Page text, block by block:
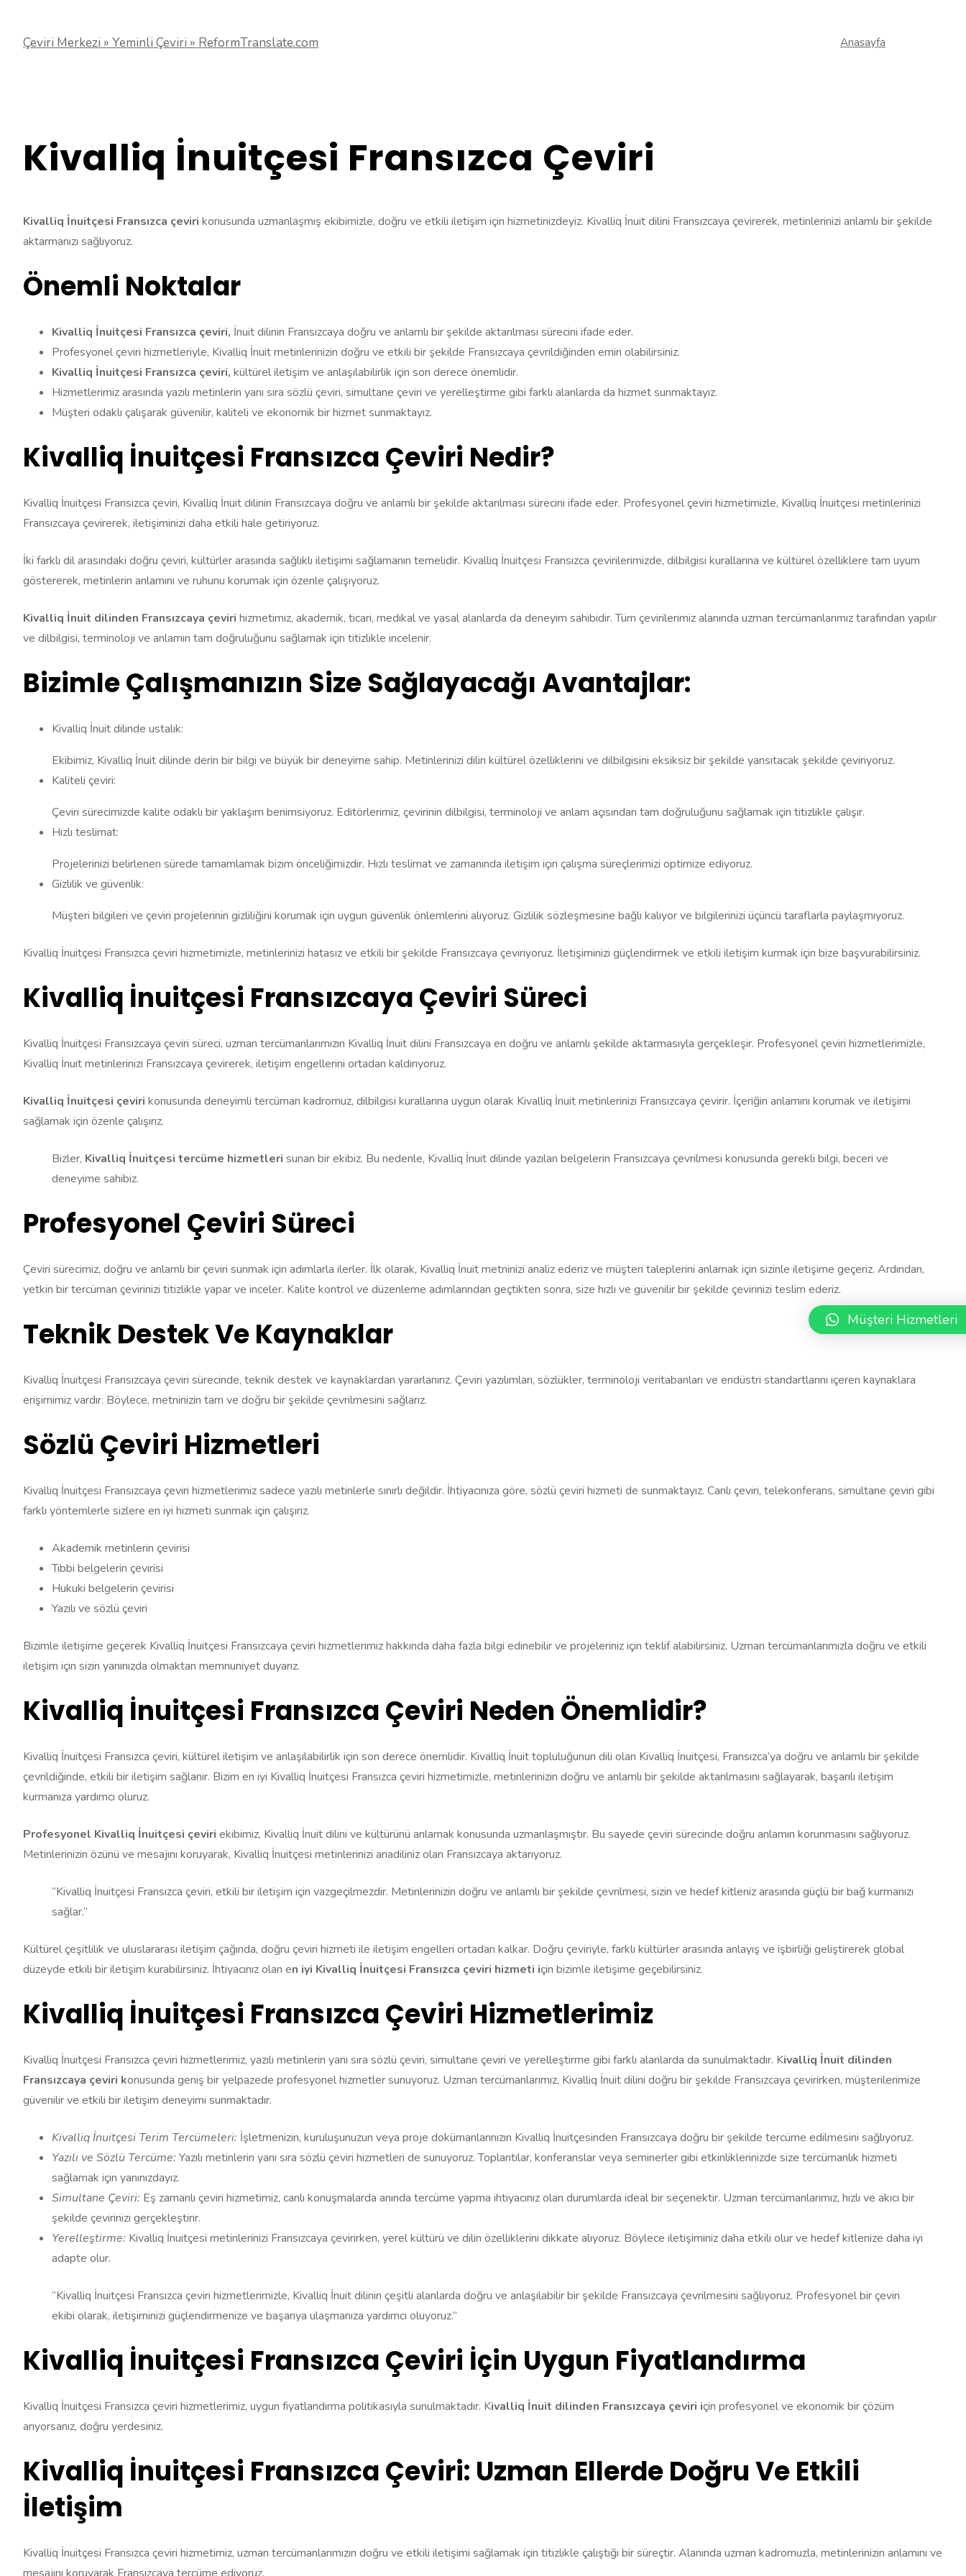
Çeviri Merkezi » Yeminli Çeviri » ReformTranslate.com Anasayfa
Kivalliq İnuitçesi Fransızca Çeviri
Kivalliq İnuitçesi Fransızca çeviri konusunda uzmanlaşmış ekibimizle, doğru ve etkili iletişim için hizmetinizdeyiz. Kivalliq İnuit dilini Fransızcaya çevirerek, metinlerinizi anlamlı bir şekilde
aktarmanızı sağlıyoruz.
Önemli Noktalar
Kivalliq İnuitçesi Fransızca çeviri, İnuit dilinin Fransızcaya doğru ve anlamlı bir şekilde aktarılması sürecini ifade eder.
Profesyonel çeviri hizmetleriyle, Kivalliq İnuit metinlerinizin doğru ve etkili bir şekilde Fransızcaya çevrildiğinden emin olabilirsiniz.
Kivalliq İnuitçesi Fransızca çeviri, kültürel iletişim ve anlaşılabilirlik için son derece önemlidir.
Hizmetlerimiz arasında yazılı metinlerin yanı sıra sözlü çeviri, simultane çeviri ve yerelleştirme gibi farklı alanlarda da hizmet sunmaktayız.
Müşteri odaklı çalışarak güvenilir, kaliteli ve ekonomik bir hizmet sunmaktayız.
Kivalliq İnuitçesi Fransızca Çeviri Nedir?
Kivalliq İnuitçesi Fransızca çeviri, Kivalliq İnuit dilinin Fransızcaya doğru ve anlamlı bir şekilde aktarılması sürecini ifade eder. Profesyonel çeviri hizmetimizle, Kivalliq İnuitçesi metinlerinizi
Fransızcaya çevirerek, iletişiminizi daha etkili hale getiriyoruz.
İki farklı dil arasındaki doğru çeviri, kültürler arasında sağlıklı iletişimi sağlamanın temelidir. Kivalliq İnuitçesi Fransızca çevirilerimizde, dilbilgisi kurallarına ve kültürel özelliklere tam uyum
göstererek, metinlerin anlamını ve ruhunu korumak için özenle çalışıyoruz.
Kivalliq İnuit dilinden Fransızcaya çeviri hizmetimiz, akademik, ticari, medikal ve yasal alanlarda da deneyim sahibidir. Tüm çevirilerimiz alanında uzman tercümanlarımız tarafından yapılır
ve dilbilgisi, terminoloji ve anlamın tam doğruluğunu sağlamak için titizlikle incelenir.
Bizimle Çalışmanızın Size Sağlayacağı Avantajlar:
Kivalliq İnuit dilinde ustalık:
Ekibimiz, Kivalliq İnuit dilinde derin bir bilgi ve büyük bir deneyime sahip. Metinlerinizi dilin kültürel özelliklerini ve dilbilgisini eksiksiz bir şekilde yansıtacak şekilde çeviriyoruz.
Kaliteli çeviri:
Çeviri sürecimizde kalite odaklı bir yaklaşım benimsiyoruz. Editörlerimiz, çevirinin dilbilgisi, terminoloji ve anlam açısından tam doğruluğunu sağlamak için titizlikle çalışır.
Hızlı teslimat:
Projelerinizi belirlenen sürede tamamlamak bizim önceliğimizdir. Hızlı teslimat ve zamanında iletişim için çalışma süreçlerimizi optimize ediyoruz.
Gizlilik ve güvenlik:
Müşteri bilgileri ve çeviri projelerinin gizliliğini korumak için uygun güvenlik önlemlerini alıyoruz. Gizlilik sözleşmesine bağlı kalıyor ve bilgilerinizi üçüncü taraflarla paylaşmıyoruz.
Kivalliq İnuitçesi Fransızca çeviri hizmetimizle, metinlerinizi hatasız ve etkili bir şekilde Fransızcaya çeviriyoruz. İletişiminizi güçlendirmek ve etkili iletişim kurmak için bize başvurabilirsiniz.
Kivalliq İnuitçesi Fransızcaya Çeviri Süreci
Kivalliq İnuitçesi Fransızcaya çeviri süreci, uzman tercümanlarımızın Kivalliq İnuit dilini Fransızcaya en doğru ve anlamlı şekilde aktarmasıyla gerçekleşir. Profesyonel çeviri hizmetlerimizle,
Kivalliq İnuit metinlerinizi Fransızcaya çevirerek, iletişim engellerini ortadan kaldırıyoruz.
Kivalliq İnuitçesi çeviri konusunda deneyimli tercüman kadromuz, dilbilgisi kurallarına uygun olarak Kivalliq İnuit metinlerinizi Fransızcaya çevirir. İçeriğin anlamını korumak ve iletişimi
sağlamak için özenle çalışırız.
Bizler, Kivalliq İnuitçesi tercüme hizmetleri sunan bir ekibiz. Bu nedenle, Kivalliq İnuit dilinde yazılan belgelerin Fransızcaya çevrilmesi konusunda gerekli bilgi, beceri ve
deneyime sahibiz.
Profesyonel Çeviri Süreci
Çeviri sürecimiz, doğru ve anlamlı bir çeviri sunmak için adımlarla ilerler. İlk olarak, Kivalliq İnuit metninizi analiz ederiz ve müşteri taleplerini anlamak için sizinle iletişime geçeriz. Ardından,
yetkin bir tercüman çevirinizi titizlikle yapar ve inceler. Kalite kontrol ve düzenleme adımlarından geçtikten sonra, size hızlı ve güvenilir bir şekilde çevirinizi teslim ederiz.
Teknik Destek Ve Kaynaklar
Kivalliq İnuitçesi Fransızcaya çeviri sürecinde, teknik destek ve kaynaklardan yararlanırız. Çeviri yazılımları, sözlükler, terminoloji veritabanları ve endüstri standartlarını içeren kaynaklara
erişimimiz vardır. Böylece, metninizin tam ve doğru bir şekilde çevrilmesini sağlarız.
Sözlü Çeviri Hizmetleri
Kivalliq İnuitçesi Fransızcaya çeviri hizmetlerimiz sadece yazılı metinlerle sınırlı değildir. İhtiyacınıza göre, sözlü çeviri hizmeti de sunmaktayız. Canlı çeviri, telekonferans, simultane çeviri gibi
farklı yöntemlerle sizlere en iyi hizmeti sunmak için çalışırız.
Akademik metinlerin çevirisi
Tıbbi belgelerin çevirisi
Hukuki belgelerin çevirisi
Yazılı ve sözlü çeviri
Bizimle iletişime geçerek Kivalliq İnuitçesi Fransızcaya çeviri hizmetlerimiz hakkında daha fazla bilgi edinebilir ve projeleriniz için teklif alabilirsiniz. Uzman tercümanlarımızla doğru ve etkili
iletişim için sizin yanınızda olmaktan memnuniyet duyarız.
Kivalliq İnuitçesi Fransızca Çeviri Neden Önemlidir?
Kivalliq İnuitçesi Fransızca çeviri, kültürel iletişim ve anlaşılabilirlik için son derece önemlidir. Kivalliq İnuit topluluğunun dili olan Kivalliq İnuitçesi, Fransızca’ya doğru ve anlamlı bir şekilde
çevrildiğinde, etkili bir iletişim sağlanır. Bizim en iyi Kivalliq İnuitçesi Fransızca çeviri hizmetimizle, metinlerinizin doğru ve anlamlı bir şekilde aktarılmasını sağlayarak, başarılı iletişim
kurmanıza yardımcı oluruz.
Profesyonel Kivalliq İnuitçesi çeviri ekibimiz, Kivalliq İnuit dilini ve kültürünü anlamak konusunda uzmanlaşmıştır. Bu sayede çeviri sürecinde doğru anlamın korunmasını sağlıyoruz.
Metinlerinizin özünü ve mesajını koruyarak, Kivalliq İnuitçesi metinlerinizi anadiliniz olan Fransızcaya aktarıyoruz.
“Kivalliq İnuitçesi Fransızca çeviri, etkili bir iletişim için vazgeçilmezdir. Metinlerinizin doğru ve anlamlı bir şekilde çevrilmesi, sizin ve hedef kitleniz arasında güçlü bir bağ kurmanızı
sağlar.”
Kültürel çeşitlilik ve uluslararası iletişim çağında, doğru çeviri hizmeti ile iletişim engelleri ortadan kalkar. Doğru çeviriyle, farklı kültürler arasında anlayış ve işbirliği geliştirerek global
düzeyde etkili bir iletişim kurabilirsiniz. İhtiyacınız olan en iyi Kivalliq İnuitçesi Fransızca çeviri hizmeti için bizimle iletişime geçebilirsiniz.
Kivalliq İnuitçesi Fransızca Çeviri Hizmetlerimiz
Kivalliq İnuitçesi Fransızca çeviri hizmetlerimiz, yazılı metinlerin yanı sıra sözlü çeviri, simultane çeviri ve yerelleştirme gibi farklı alanlarda da sunulmaktadır. Kivalliq İnuit dilinden
Fransızcaya çeviri konusunda geniş bir yelpazede profesyonel hizmetler sunuyoruz. Uzman tercümanlarımız, Kivalliq İnuit dilini doğru bir şekilde Fransızcaya çevirirken, müşterilerimize
güvenilir ve etkili bir iletişim deneyimi sunmaktadır.
Kivalliq İnuitçesi Terim Tercümeleri: İşletmenizin, kuruluşunuzun veya proje dokümanlarınızın Kivalliq İnuitçesinden Fransızcaya doğru bir şekilde tercüme edilmesini sağlıyoruz.
Yazılı ve Sözlü Tercüme: Yazılı metinlerin yanı sıra sözlü çeviri hizmetleri de sunuyoruz. Toplantılar, konferanslar veya seminerler gibi etkinliklerinizde size tercümanlık hizmeti
sağlamak için yanınızdayız.
Simultane Çeviri: Eş zamanlı çeviri hizmetimiz, canlı konuşmalarda anında tercüme yapma ihtiyacınız olan durumlarda ideal bir seçenektir. Uzman tercümanlarımız, hızlı ve akıcı bir
şekilde çevirinizi gerçekleştirir.
Yerelleştirme: Kivalliq İnuitçesi metinlerinizi Fransızcaya çevirirken, yerel kültürü ve dilin özelliklerini dikkate alıyoruz. Böylece iletişiminiz daha etkili olur ve hedef kitlenize daha iyi
adapte olur.
“Kivalliq İnuitçesi Fransızca çeviri hizmetlerimizle, Kivalliq İnuit dilinin çeşitli alanlarda doğru ve anlaşılabilir bir şekilde Fransızcaya çevrilmesini sağlıyoruz. Profesyonel bir çeviri
ekibi olarak, iletişiminizi güçlendirmenize ve başarıya ulaşmanıza yardımcı oluyoruz.”
Kivalliq İnuitçesi Fransızca Çeviri İçin Uygun Fiyatlandırma
Kivalliq İnuitçesi Fransızca çeviri hizmetlerimiz, uygun fiyatlandırma politikasıyla sunulmaktadır. Kivalliq İnuit dilinden Fransızcaya çeviri için profesyonel ve ekonomik bir çözüm
arıyorsanız, doğru yerdesiniz.
Kivalliq İnuitçesi Fransızca Çeviri: Uzman Ellerde Doğru Ve Etkili
İletişim
Kivalliq İnuitçesi Fransızca çeviri hizmetimiz, uzman tercümanlarımızın doğru ve etkili iletişimi sağlamak için titizlikle çalıştığı bir süreçtir. Alanında uzman kadromuzla, metinlerinizin anlamını ve
Müşteri Hizmetleri